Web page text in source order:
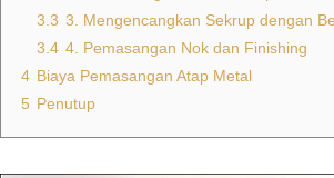
3.3 3. Mengencangkan Sekrup dengan
3.4 4. Pemasangan Nok dan Finishing
4 Biaya Pemasangan Atap Metal
5 Penutup